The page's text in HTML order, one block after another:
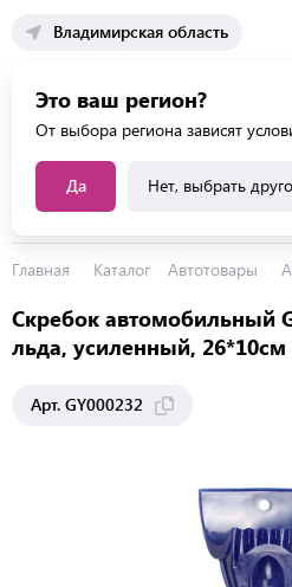
Владимирская область
Это ваш регион?
От выбора региона зависят
Да Нет, выбрать
Каталог услуг
Главная Каталог Автотовары
Скребок автомобильный
льда, усиленный, 26*10см
Арт. GY000232